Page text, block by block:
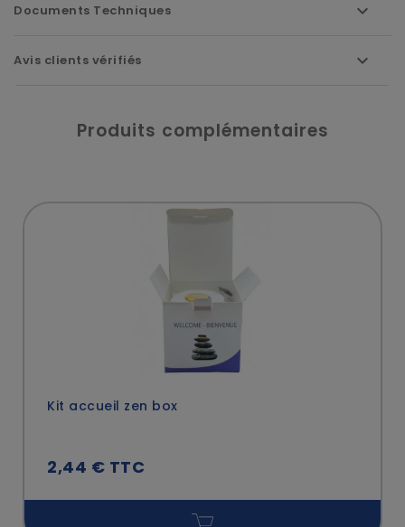
Documents Techniques
Avis clients vérifiés
Produits complémentaires
Kit accueil zen box
2,44 € TTC